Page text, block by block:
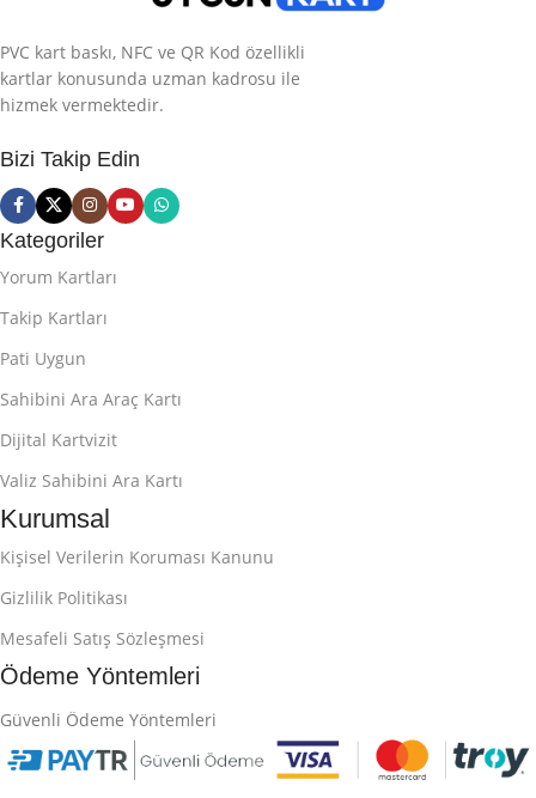
PVC kart baskı, NFC ve QR Kod özellikli
kartlar konusunda uzman kadrosu ile
hizmek vermektedir.
Bizi Takip Edin
Kategoriler
Yorum Kartları
Takip Kartları
Pati Uygun
Sahibini Ara Araç Kartı
Dijital Kartvizit
Valiz Sahibini Ara Kartı
Kurumsal
Kişisel Verilerin Koruması Kanunu
Gizlilik Politikası
Mesafeli Satış Sözleşmesi
Ödeme Yöntemleri
Güvenli Ödeme Yöntemleri